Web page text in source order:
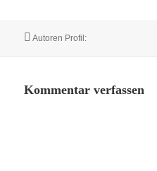
Autor
Autoren Profil:
Kommentar verfassen